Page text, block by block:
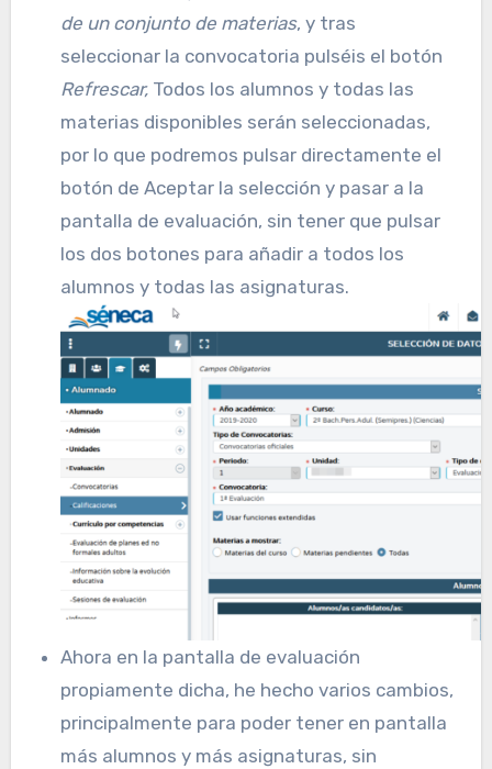
de un conjunto de materias, y tras
seleccionar la convocatoria pulséis el botón
Refrescar, Todos los alumnos y todas las
materias disponibles serán seleccionadas,
por lo que podremos pulsar directamente el
botón de Aceptar la selección y pasar a la
pantalla de evaluación, sin tener que pulsar
los dos botones para añadir a todos los
alumnos y todas las asignaturas.
Ahora en la pantalla de evaluación
propiamente dicha, he hecho varios cambios,
principalmente para poder tener en pantalla
más alumnos y más asignaturas, sin